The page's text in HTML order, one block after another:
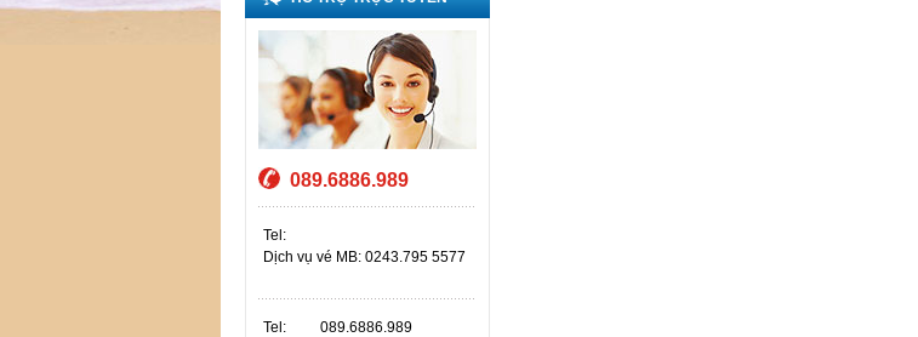
089.6886.989
Tel:
Dịch vụ vé MB: 0243.795 5577
Tel: 089.6886.989